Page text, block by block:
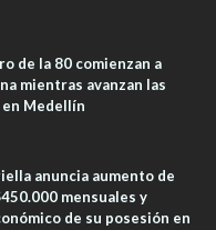
de la 80 comienzan a
mientras avanzan las
Medellín
anuncia aumento de
mensuales y
de su posesión en